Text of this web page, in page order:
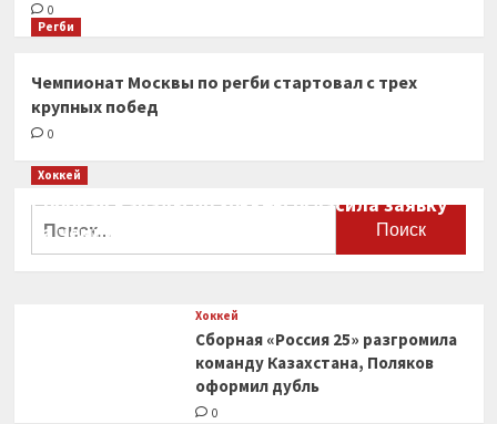
0
Регби
Чемпионат Москвы по регби стартовал с трех
крупных побед
0
Хоккей
Сборная Канады по хоккею огласила заявку
на чемпионат мира
Хоккей
Сборная «Россия 25» разгромила
команду Казахстана, Поляков
оформил дубль
0